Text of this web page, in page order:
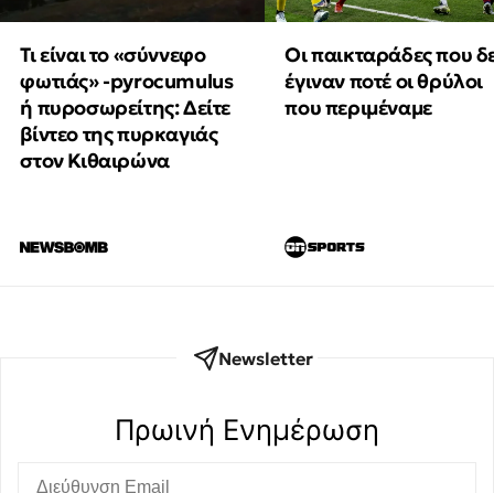
Τι είναι το «σύννεφο
φωτιάς» -pyrocumulus
ή πυροσωρείτης: Δείτε
βίντεο της πυρκαγιάς
στον Κιθαιρώνα
Οι παικταράδες που
έγιναν ποτέ οι θρύλοι
που περιμέναμε
Newsletter
Πρωινή Eνημέρωση